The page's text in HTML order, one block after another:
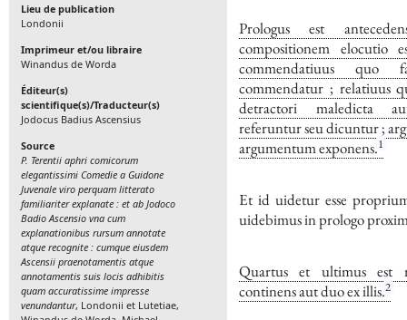
Lieu de publication
Londonii
Imprimeur et/ou libraire
Winandus de Worda
Éditeur(s)
scientifique(s)/Traducteur(s)
Jodocus Badius Ascensius
Source
P. Terentii aphri comicorum
elegantissimi Comedie a Guidone
Juvenale viro perquam litterato
familiariter explanate : et ab Jodoco
Badio Ascensio vna cum
explanationibus rursum annotate
atque recognite : cumque eiusdem
Ascensii praenotamentis atque
annotamentis suis locis adhibitis
quam accuratissime impresse
venundantur, Londonii et Lutetiae,
Prologus est
compositionem elocutio
commendatiuus quo
commendatur ; relatiuus
detractori maledicta
referuntur seu dicuntur ;
argumentum exponens.1
Et id uidetur esse
uidebimus in prologo
Quartus et ultimus est
continens aut duo ex illis.2